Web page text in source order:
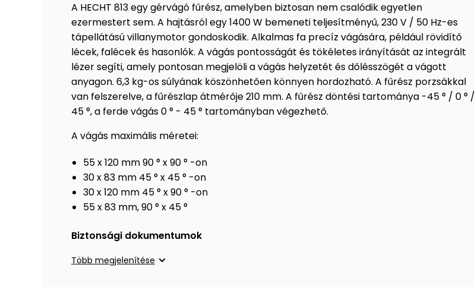
A HECHT 813 egy gérvágó fűrész, amelyben biztosan nem csalódik egyetlen
ezermestert sem. A hajtásról egy 1400 W bemeneti teljesítményű, 230 V / 50 Hz-es
tápellátású villanymotor gondoskodik. Alkalmas fa precíz vágására, például rövidítő
lécek, falécek és hasonlók. A vágás pontosságát és tökéletes irányítását az integrált
lézer segíti, amely pontosan megjelöli a vágás helyzetét és dőlésszögét a vágott
anyagon. 6,3 kg-os súlyának köszönhetően könnyen hordozható. A fűrész porzsákkal
van felszerelve, a fűrészlap átmérője 210 mm. A fűrész döntési tartománya -45 ° / 0 ° /
45 °, a ferde vágás 0 ° - 45 ° tartományban végezhető.
A vágás maximális méretei:
55 x 120 mm 90 ° x 90 ° -on
30 x 83 mm 45 ° x 45 ° -on
30 x 120 mm 45 ° x 90 ° -on
55 x 83 mm, 90 ° x 45 °
Biztonsági dokumentumok
Több megjelenítése